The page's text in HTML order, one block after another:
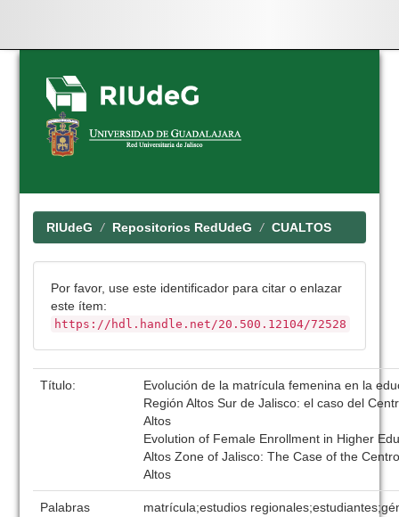
Skip
navigation
RIUdeG Repositorios RedUdeG CUALTOS
Por favor, use este identificador para citar o enlazar
este ítem:
https://hdl.handle.net/20.500.12104/72528
Título:
Evolución de la matrícula femenina en la
Región Altos Sur de Jalisco: el caso del
Altos
Evolution of Female Enrollment in Higher
Altos Zone of Jalisco: The Case of the
Altos
Palabras
matrícula;estudios